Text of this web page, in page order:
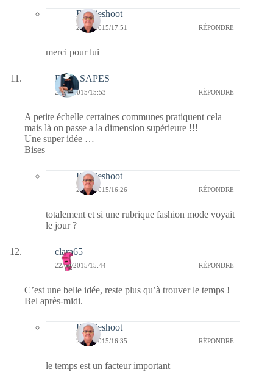
Bernieshoot
22/09/2015/17:51 RÉPONDRE
merci pour lui
Black SAPES
22/09/2015/15:53 RÉPONDRE
A petite échelle certaines communes pratiquent cela
mais là on passe a la dimension supérieure !!!
Une super idée …
Bises
Bernieshoot
22/09/2015/16:26 RÉPONDRE
totalement et si une rubrique fashion mode voyait
le jour ?
clara65
22/09/2015/15:44 RÉPONDRE
C’est une belle idée, reste plus qu’à trouver le temps !
Bel après-midi.
Bernieshoot
22/09/2015/16:35 RÉPONDRE
le temps est un facteur important